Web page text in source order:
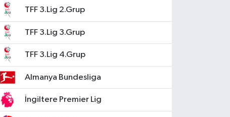
TFF 3.Lig 2.Grup
TFF 3.Lig 3.Grup
TFF 3.Lig 4.Grup
Almanya Bundesliga
İngiltere Premier Lig